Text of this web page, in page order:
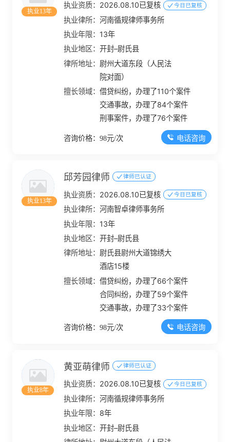
执业13年
执业资质： 2026.08.10已复核 今日已复核
执业律所：河南循规律师事务所
执业年限： 13年
执业地区：开封–尉氏县
律所地址： 尉州大道东段（人民法
院对面）
擅长领域：借贷纠纷，办理了110个案件
交通事故，办理了84个案件
刑事案件，办理了76个案件
咨询价格：98元/次 电话咨询
执业13年
邱芳园律师 律师已认证
执业资质： 2026.08.10已复核 今日已复核
执业律所：河南智卓律师事务所
执业年限： 13年
执业地区：开封–尉氏县
律所地址： 尉氏县尉州大道锦绣大
酒店15楼
擅长领域：借贷纠纷，办理了66个案件
合同纠纷，办理了59个案件
交通事故，办理了33个案件
咨询价格：98元/次 电话咨询
执业8年
黄亚萌律师 律师已认证
执业资质： 2026.08.10已复核 今日已复核
执业律所：河南循规律师事务所
执业年限： 8年
执业地区：开封–尉氏县